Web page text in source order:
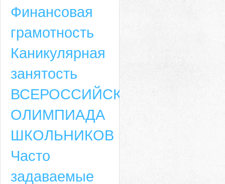
Финансовая
грамотность
Каникулярная
занятость
ВСЕРОССИЙСКАЯ
ОЛИМПИАДА
ШКОЛЬНИКОВ
Часто
задаваемые